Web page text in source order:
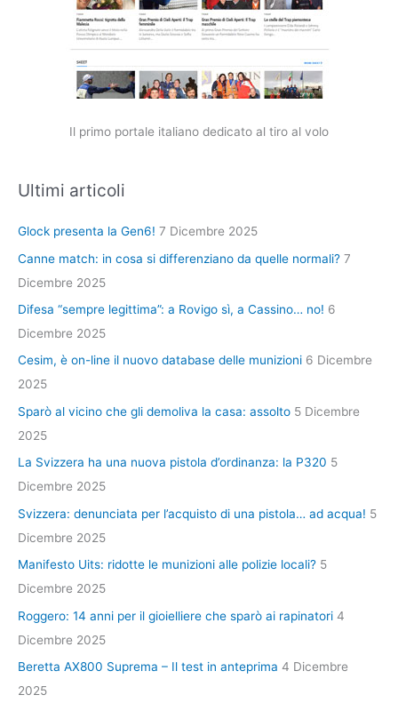
Il primo portale italiano dedicato al tiro al volo
Ultimi articoli
Glock presenta la Gen6! 7 Dicembre 2025
Canne match: in cosa si differenziano da quelle normali? 7
Dicembre 2025
Difesa “sempre legittima”: a Rovigo sì, a Cassino… no! 6
Dicembre 2025
Cesim, è on-line il nuovo database delle munizioni 6 Dicembre
2025
Sparò al vicino che gli demoliva la casa: assolto 5 Dicembre
2025
La Svizzera ha una nuova pistola d’ordinanza: la P320 5
Dicembre 2025
Svizzera: denunciata per l’acquisto di una pistola… ad acqua! 5
Dicembre 2025
Manifesto Uits: ridotte le munizioni alle polizie locali? 5
Dicembre 2025
Roggero: 14 anni per il gioielliere che sparò ai rapinatori 4
Dicembre 2025
Beretta AX800 Suprema – Il test in anteprima 4 Dicembre
2025